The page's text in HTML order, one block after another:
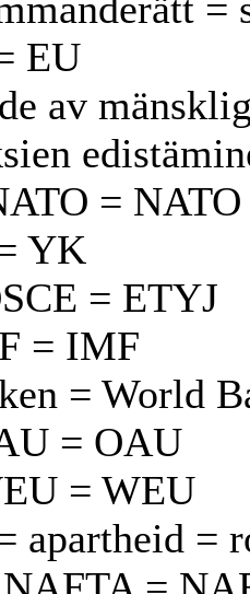
=
EU
av
= NATO
YK
= ETYJ
= IMF
= World
= OAU
= WEU
apartheid =